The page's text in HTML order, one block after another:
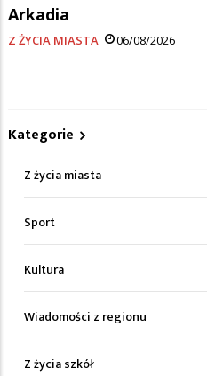
Arkadia
Z ŻYCIA MIASTA 06/08/2026
Kategorie
Z życia miasta
Sport
Kultura
Wiadomości z regionu
Z życia szkół